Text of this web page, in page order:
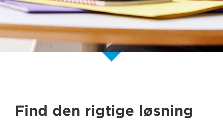
Find den rigtige løsning